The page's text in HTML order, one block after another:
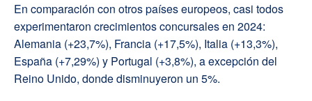
En comparación con otros países europeos, casi todos
experimentaron crecimientos concursales en 2024:
Alemania (+23,7%), Francia (+17,5%), Italia (+13,3%),
España (+7,29%) y Portugal (+3,8%), a excepción del
Reino Unido, donde disminuyeron un 5%.